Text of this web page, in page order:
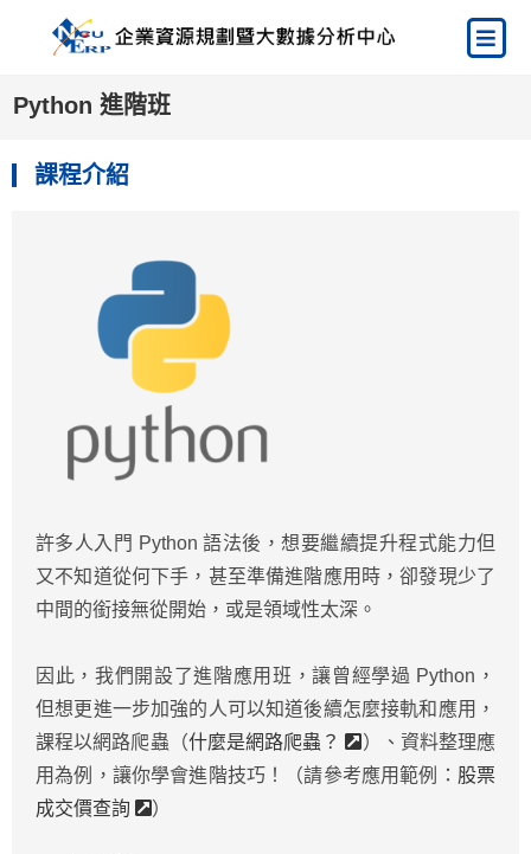
Python 進階班
課程介紹
許多人入門 Python 語法後，想要繼續提升程式能力但
又不知道從何下手，甚至準備進階應用時，卻發現少了
中間的銜接無從開始，或是領域性太深。
因此，我們開設了進階應用班，讓曾經學過 Python，
但想更進一步加強的人可以知道後續怎麼接軌和應用，
課程以網路爬蟲（什麼是網路爬蟲？
）、資料整理應
用為例，讓你學會進階技巧！（請參考應用範例： 股票
成交價查詢
）